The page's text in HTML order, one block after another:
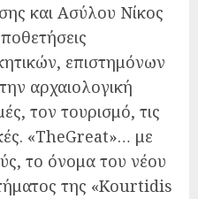
και Ασύλου Νίκος
επιστημόνων
αρχαιολογική
τον τουρισμό, τις
«TheGreat»… με
το όνομα του νέου
της «Kourtidis